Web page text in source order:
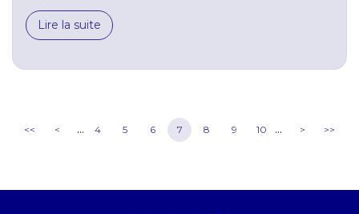
Lire la suite
<< < ... 4 5 6 7 8 9 10 ... > >>